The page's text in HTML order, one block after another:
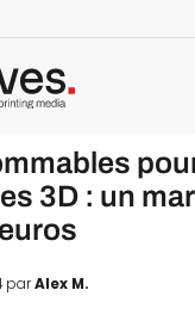
3D : un
parAlex M.